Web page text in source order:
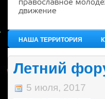
НАША ТЕРРИТОРИЯ
Летний
5 июля, 2017